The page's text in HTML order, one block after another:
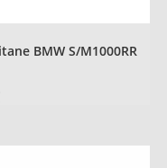
BMW S/M1000RR